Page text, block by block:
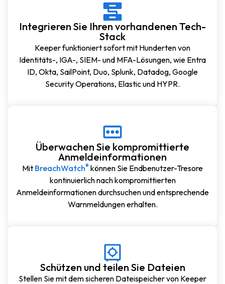
Integrieren Sie Ihren vorhandenen Tech-
Stack
Keeper funktioniert sofort mit Hunderten von
Identitäts-, IGA-, SIEM- und MFA-Lösungen, wie Entra
ID, Okta, SailPoint, Duo, Splunk, Datadog, Google
Security Operations, Elastic und HYPR.
Überwachen Sie kompromittierte
Anmeldeinformationen
Mit BreachWatch® können Sie Endbenutzer-Tresore
kontinuierlich nach kompromittierten
Anmeldeinformationen durchsuchen und entsprechende
Warnmeldungen erhalten.
Schützen und teilen Sie Dateien
Stellen Sie mit dem sicheren Dateispeicher von Keeper